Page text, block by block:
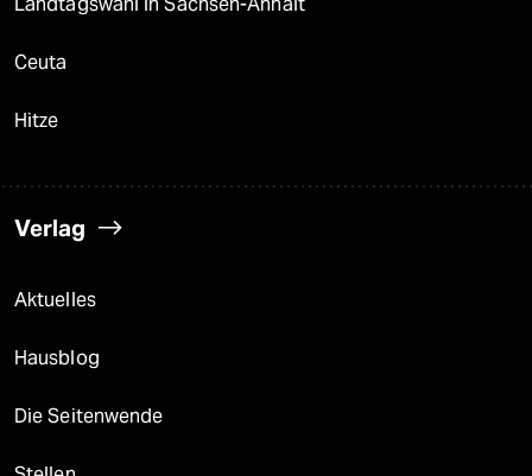
Ceuta
Hitze
Verlag
Aktuelles
Hausblog
Die Seitenwende